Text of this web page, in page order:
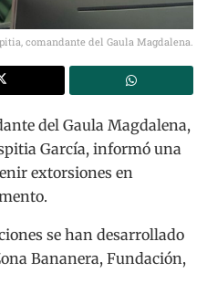
comandante del Gaula Magdalena.
del Gaula Magdalena,
García, informó una
extorsiones en
se han desarrollado
Bananera, Fundación,